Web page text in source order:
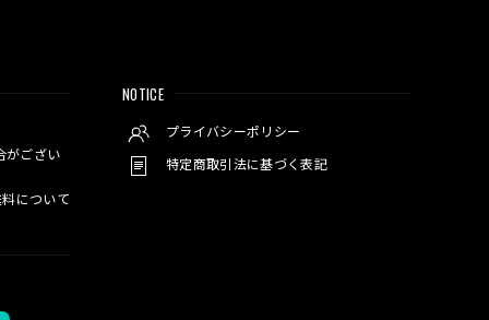
がござい
について
NOTICE
プライバシーポリシー
特定商取引法に基づく表記